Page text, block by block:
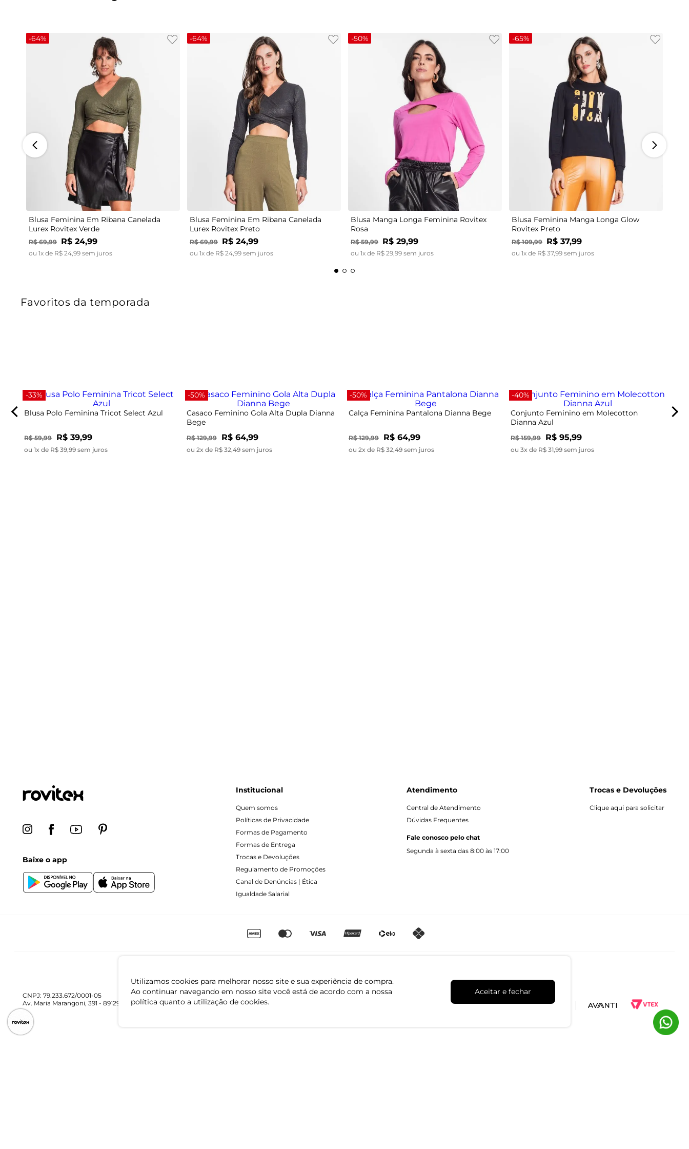
Utilizamos cookies para melhorar nosso site e sua experiência de compra.
Ao continuar navegando em nosso site você está de acordo com a nossa
política quanto a utilização de cookies.
Aceitar e fechar
-64%
Blusa Feminina Em Ribana Canelada
Lurex Rovitex Verde
R$ 69,99 R$ 24,99
ou 1x de R$ 24 99 sem juros
-64%
Blusa Feminina Em Ribana Canelada
Lurex Rovitex Preto
R$ 69,99 R$ 24,99
ou 1x de R$ 24 99 sem juros
-50%
P M G GG
Blusa Manga Longa Feminina Rovitex
Rosa
R$ 59,99 R$ 29,99
ou 1x de R$ 29 99 sem juros
-65%
G
Blusa Feminina Manga Longa Glow
Rovitex Preto
R$ 109,99 R$ 37,99
ou 1x de R$ 37,99 sem juros
Favoritos da temporada
-33%
Blusa Polo Feminina Tricot Select Azul
R$ 59,99 R$ 39,99
ou 1x de R$ 39,99 sem juros
-50%
Casaco Feminino Gola Alta Dupla Dianna
Bege
R$ 129,99 R$ 64,99
ou 2x de R$ 32,49 sem juros
-50%
Calça Feminina Pantalona Dianna Bege
R$ 129,99 R$ 64,99
ou 2x de R$ 32,49 sem juros
-40%
Conjunto Feminino em Molecotton
Dianna Azul
R$ 159,99 R$ 95,99
ou 3x de R$ 31,99 sem juros
Baixe o app
Institucional
Quem somos
Políticas de Privacidade
Formas de Pagamento
Formas de Entrega
Trocas e Devoluções
Regulamento de Promoções
Canal de Denúncias | Ética
Igualdade Salarial
Atendimento
Central de Atendimento
Dúvidas Frequentes
Fale conosco pelo chat
Segunda à sexta das 8:00 às 17:00
Trocas e Devoluções
Clique aqui para solicitar
CNPJ: 79.233.672/0001-05
Av. Maria Marangoni, 391 - 89129-080 - Luiz Alves - SC